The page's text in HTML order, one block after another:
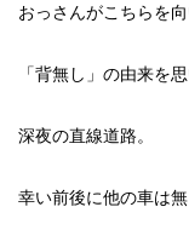
おっさんがこちらを向
「背無し」の由来を
深夜の直線道路。
幸い前後に他の車は